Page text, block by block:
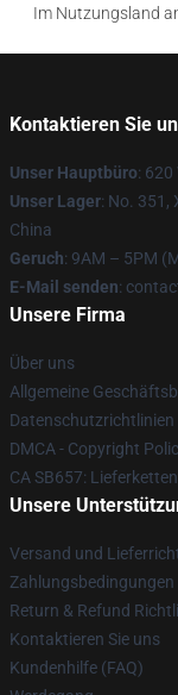
Im Nutzungsland
Kontaktieren Sie
Unser Hauptbüro: 620
Unser Lager: No. 351,
China
Geruch: 9AM – 5PM
E-Mail senden:
Unsere Firma
Über uns
Allgemeine
Datenschutzrichtlinien
DMCA - Copyright
CA SB657:
Unsere
Versand und
Zahlungsbedingungen
Return & Refund
Kontaktieren Sie uns
Kundenhilfe (FAQ)